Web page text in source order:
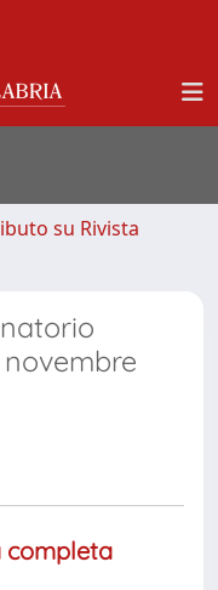
su Rivista
novembre
completa